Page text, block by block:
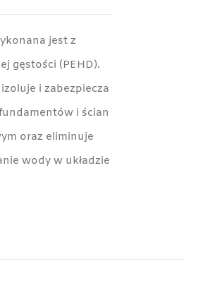
jest z
gęstości (PEHD).
i zabezpiecza
i ścian
oraz eliminuje
wody w układzie